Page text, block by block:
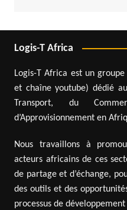
Logis-T Africa
Logis-T Africa est un
et chaîne youtube) dédié
Transport, du
d’Approvisionnement en
Nous travaillons à
acteurs africains de ces
de partage et d’échange,
des outils et des
processus de